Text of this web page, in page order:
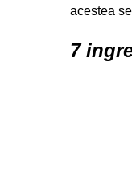
acestea
7